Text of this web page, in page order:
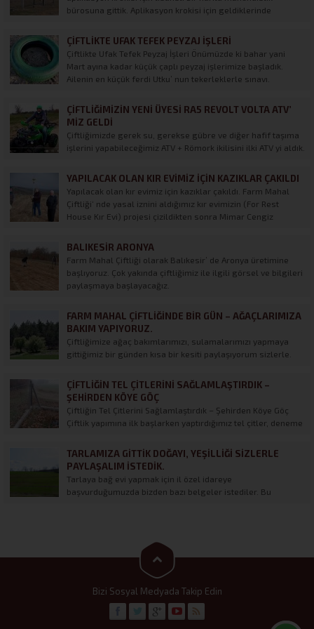
bürosuna gittik. Aplikasyon krokisi için geldiklerinde
alarak bölgede bulunan bir tel çit firmasıyla anlaşarak 7.5
dönümlük arazimizin...
ÇIFTLIKTE UFAK TEFEK PEYZAJ İŞLERI
Çiftlikte Ufak Tefek Peyzaj İşleri Önümüzde ki bahar yani
Mart ayına kadar küçük çaplı peyzaj işlerimize başladık.
Ailenin en küçük ferdi Utku’ nun tekerleklerle sınavı.
ÇIFTLIĞIMIZIN YENI ÜYESI RA5 REVOLT VOLTA ATV’
MIZ GELDI
Çiftliğimizde gerek su, gerekse gübre ve diğer hafif taşıma
işlerini yapabileceğimiz ATV + Römork ikilisini ilki ATV yi aldık.
YAPILACAK OLAN KIR EVIMIZ IÇIN KAZIKLAR ÇAKILDI
Yapılacak olan kır evimiz için kazıklar çakıldı. Farm Mahal
Çiftliği‘ nde yasal iznini aldığımız kır evimizin (For Rest
House Kır Evi) projesi çizildikten sonra Mimar Cengiz
yapılacağı noktaya su basmanı betonunun atılabilmesi...
BALIKESIR ARONYA
Farm Mahal Çiftliği olarak Balıkesir’ de Aronya üretimine
başlıyoruz. Çok yakında çiftliğimiz ile ilgili görsel ve bilgileri
paylaşmaya başlayacağız.
FARM MAHAL ÇIFTLIĞINDE BIR GÜN – AĞAÇLARIMIZA
BAKIM YAPIYORUZ.
Çiftliğimize ağaç bakımlarımızı, sulamalarımızı yapmaya
gittiğimiz bir günden kısa bir kesiti paylaşıyorum sizlerle.
gübrelemelerimizi yaptık, sulamayı rutine oturttuk. Şimdi
ağaçlar daha keyifli ve daha yeşil. Daha fazlasını izlemek
için Youtube kanalımızı ziyaret edebilirsiniz.
ÇIFTLIĞIN TEL ÇITLERINI SAĞLAMLAŞTIRDIK –
ŞEHIRDEN KÖYE GÖÇ
Çiftliğin Tel Çitlerini Sağlamlaştırdık – Şehirden Köye Göç
Çiftlik yapımına ilk başlarken yaptırdığımız tel çitler, deneme
fazla canlı yokmuş gibi görünse de doğal yaşamın içinde
olan sürüler ve çobanları ister istemez...
TARLAMIZA GITTIK DOĞAYI, YEŞILLIĞI SIZLERLE
PAYLAŞALIM İSTEDIK.
Tarlaya bağ evi yapmak için il özel idareye
başvurduğumuzda bizden bazı belgeler istediler. Bu
görüntüleri paylaşmak istedik. Bir sonraki videomuzda...
Bizi Sosyal Medyada Takip Edin